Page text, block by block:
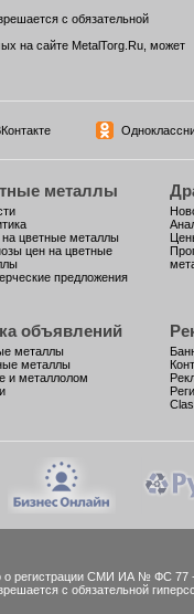
с обязательной
на сайте MetalTorg.Ru, может
металлы
цветные металлы
цен на цветные
предложения
объявлений
металлы
металлы
и металлолом
о регистрации СМИ ИА № ФС 77
с обязательной